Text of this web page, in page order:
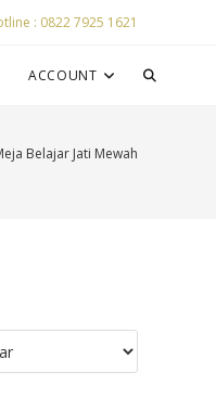
: 0822 7925 1621
ACCOUNT
Belajar Jati Mewah